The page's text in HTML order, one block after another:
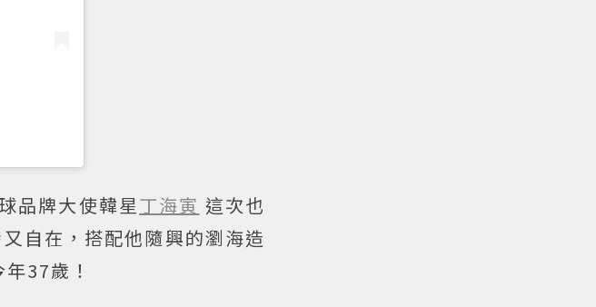
品牌大使韓星丁海寅 這次也
自在，搭配他隨興的瀏海造
37歲！